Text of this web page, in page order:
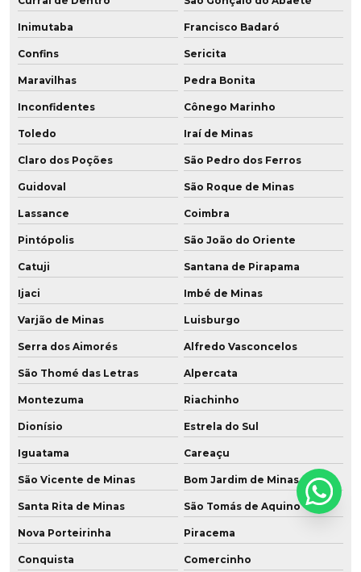
Inimutaba Francisco Badaró
Confins Sericita
Maravilhas Pedra Bonita
Inconfidentes Cônego Marinho
Toledo Iraí de Minas
Claro dos Poções São Pedro dos Ferros
Guidoval São Roque de Minas
Lassance Coimbra
Pintópolis São João do Oriente
Catuji Santana de Pirapama
Ijaci Imbé de Minas
Varjão de Minas Luisburgo
Serra dos Aimorés Alfredo Vasconcelos
São Thomé das Letras Alpercata
Montezuma Riachinho
Dionísio Estrela do Sul
Iguatama Careaçu
São Vicente de Minas Bom Jardim de Minas
Santa Rita de Minas São Tomás de Aquino
Nova Porteirinha Piracema
Conquista Comercinho